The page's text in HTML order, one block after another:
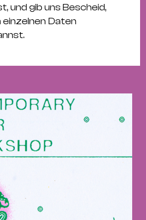
und gib uns Bescheid,
einzelnen Daten